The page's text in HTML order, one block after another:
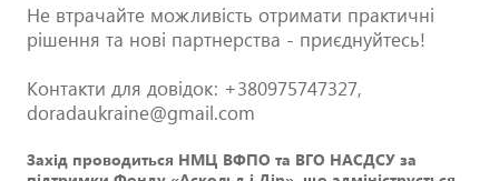
Не втрачайте можливість отримати практичні
рішення та нові партнерства - приєднуйтесь!
Контакти для довідок: +380975747327,
doradaukraine@gmail.com
Захід проводиться НМЦ ВФПО та ВГО НАСДСУ за